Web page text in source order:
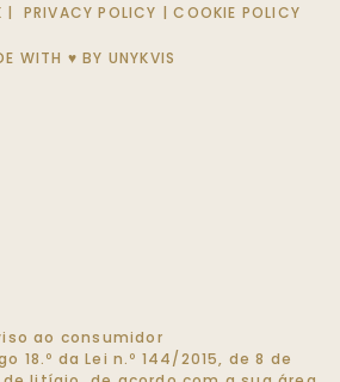
| PRIVACY POLICY |COOKIE POLICY
WITH ♥ BY UNYKVIS
ao consumidor
18.º da Lei n.º 144/2015, de 8 de